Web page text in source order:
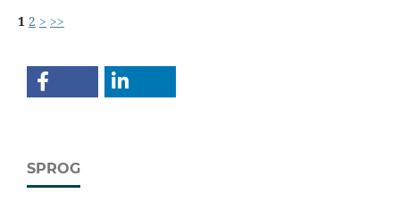
1 2 > >>
SPROG